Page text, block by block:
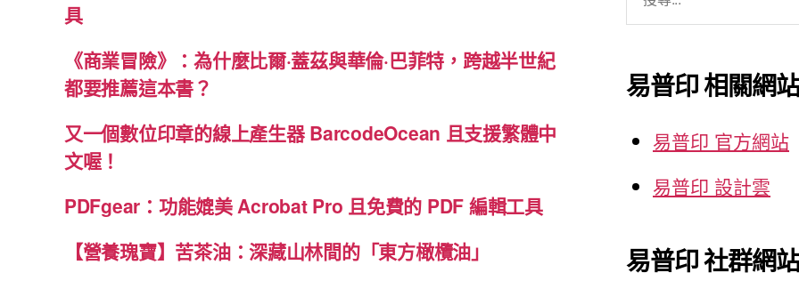
具
《商業冒險》：為什麼比爾·蓋茲與華倫·巴菲特，跨越半世紀
都要推薦這本書？
又一個數位印章的線上產生器 BarcodeOcean 且支援繁體中
文喔！
PDFgear：功能媲美 Acrobat Pro 且免費的 PDF 編輯工具
【營養瑰寶】苦茶油：深藏山林間的「東方橄欖油」
字:
易普印 相關網站
易普印 官方網站
易普印 設計雲
易普印 社群網站